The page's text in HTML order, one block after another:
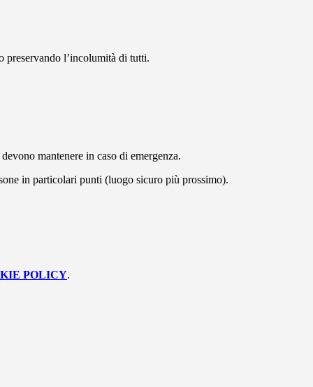
preservando l’incolumità di tutti.
mantenere in caso di emergenza.
in particolari punti (luogo sicuro più prossimo).
POLICY.